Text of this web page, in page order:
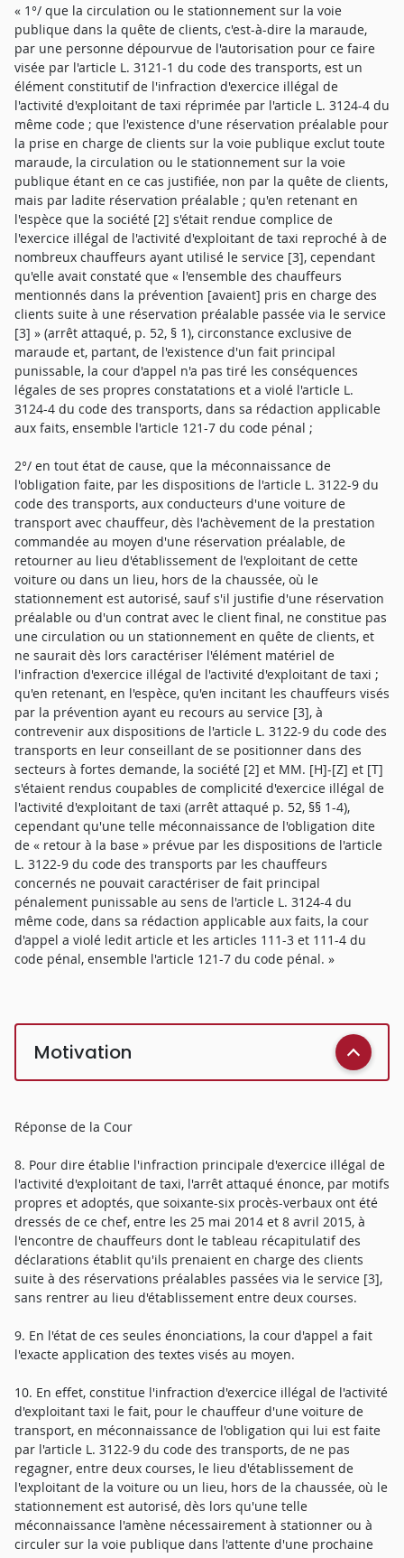
« 1°/ que la circulation ou le stationnement sur la voie
publique dans la quête de clients, c'est-à-dire la maraude,
par une personne dépourvue de l'autorisation pour ce faire
visée par l'article L. 3121-1 du code des transports, est un
élément constitutif de l'infraction d'exercice illégal de
l'activité d'exploitant de taxi réprimée par l'article L. 3124-4 du
même code ; que l'existence d'une réservation préalable pour
la prise en charge de clients sur la voie publique exclut toute
maraude, la circulation ou le stationnement sur la voie
publique étant en ce cas justifiée, non par la quête de clients,
mais par ladite réservation préalable ; qu'en retenant en
l'espèce que la société [2] s'était rendue complice de
l'exercice illégal de l'activité d'exploitant de taxi reproché à de
nombreux chauffeurs ayant utilisé le service [3], cependant
qu'elle avait constaté que « l'ensemble des chauffeurs
mentionnés dans la prévention [avaient] pris en charge des
clients suite à une réservation préalable passée via le service
[3] » (arrêt attaqué, p. 52, § 1), circonstance exclusive de
maraude et, partant, de l'existence d'un fait principal
punissable, la cour d'appel n'a pas tiré les conséquences
légales de ses propres constatations et a violé l'article L.
3124-4 du code des transports, dans sa rédaction applicable
aux faits, ensemble l'article 121-7 du code pénal ;
2°/ en tout état de cause, que la méconnaissance de
l'obligation faite, par les dispositions de l'article L. 3122-9 du
code des transports, aux conducteurs d'une voiture de
transport avec chauffeur, dès l'achèvement de la prestation
commandée au moyen d'une réservation préalable, de
retourner au lieu d'établissement de l'exploitant de cette
voiture ou dans un lieu, hors de la chaussée, où le
stationnement est autorisé, sauf s'il justifie d'une réservation
préalable ou d'un contrat avec le client final, ne constitue pas
une circulation ou un stationnement en quête de clients, et
ne saurait dès lors caractériser l'élément matériel de
l'infraction d'exercice illégal de l'activité d'exploitant de taxi ;
qu'en retenant, en l'espèce, qu'en incitant les chauffeurs visés
par la prévention ayant eu recours au service [3], à
contrevenir aux dispositions de l'article L. 3122-9 du code des
transports en leur conseillant de se positionner dans des
secteurs à fortes demande, la société [2] et MM. [H]-[Z] et [T]
s'étaient rendus coupables de complicité d'exercice illégal de
l'activité d'exploitant de taxi (arrêt attaqué p. 52, §§ 1-4),
cependant qu'une telle méconnaissance de l'obligation dite
de « retour à la base » prévue par les dispositions de l'article
L. 3122-9 du code des transports par les chauffeurs
concernés ne pouvait caractériser de fait principal
pénalement punissable au sens de l'article L. 3124-4 du
même code, dans sa rédaction applicable aux faits, la cour
d'appel a violé ledit article et les articles 111-3 et 111-4 du
code pénal, ensemble l'article 121-7 du code pénal. »
Motivation
Réponse de la Cour
8. Pour dire établie l'infraction principale d'exercice illégal de
l'activité d'exploitant de taxi, l'arrêt attaqué énonce, par motifs
propres et adoptés, que soixante-six procès-verbaux ont été
dressés de ce chef, entre les 25 mai 2014 et 8 avril 2015, à
l'encontre de chauffeurs dont le tableau récapitulatif des
déclarations établit qu'ils prenaient en charge des clients
suite à des réservations préalables passées via le service [3],
sans rentrer au lieu d'établissement entre deux courses.
9. En l'état de ces seules énonciations, la cour d'appel a fait
l'exacte application des textes visés au moyen.
10. En effet, constitue l'infraction d'exercice illégal de l'activité
d'exploitant taxi le fait, pour le chauffeur d'une voiture de
transport, en méconnaissance de l'obligation qui lui est faite
par l'article L. 3122-9 du code des transports, de ne pas
regagner, entre deux courses, le lieu d'établissement de
l'exploitant de la voiture ou un lieu, hors de la chaussée, où le
stationnement est autorisé, dès lors qu'une telle
méconnaissance l'amène nécessairement à stationner ou à
circuler sur la voie publique dans l'attente d'une prochaine